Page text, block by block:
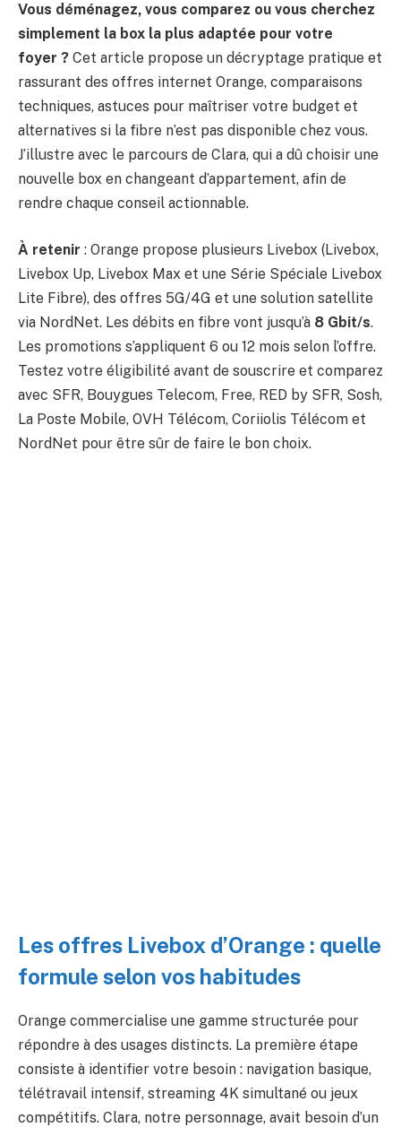
Vous déménagez, vous comparez ou vous cherchez
simplement la box la plus adaptée pour votre
foyer ? Cet article propose un décryptage pratique et
rassurant des offres internet Orange, comparaisons
techniques, astuces pour maîtriser votre budget et
alternatives si la fibre n’est pas disponible chez vous.
J’illustre avec le parcours de Clara, qui a dû choisir une
nouvelle box en changeant d’appartement, afin de
rendre chaque conseil actionnable.
À retenir : Orange propose plusieurs Livebox (Livebox,
Livebox Up, Livebox Max et une Série Spéciale Livebox
Lite Fibre), des offres 5G/4G et une solution satellite
via NordNet. Les débits en fibre vont jusqu’à 8 Gbit/s.
Les promotions s’appliquent 6 ou 12 mois selon l’offre.
Testez votre éligibilité avant de souscrire et comparez
avec SFR, Bouygues Telecom, Free, RED by SFR, Sosh,
La Poste Mobile, OVH Télécom, Coriiolis Télécom et
NordNet pour être sûr de faire le bon choix.
Les offres Livebox d’Orange : quelle
formule selon vos habitudes
Orange commercialise une gamme structurée pour
répondre à des usages distincts. La première étape
consiste à identifier votre besoin : navigation basique,
télétravail intensif, streaming 4K simultané ou jeux
compétitifs. Clara, notre personnage, avait besoin d’un